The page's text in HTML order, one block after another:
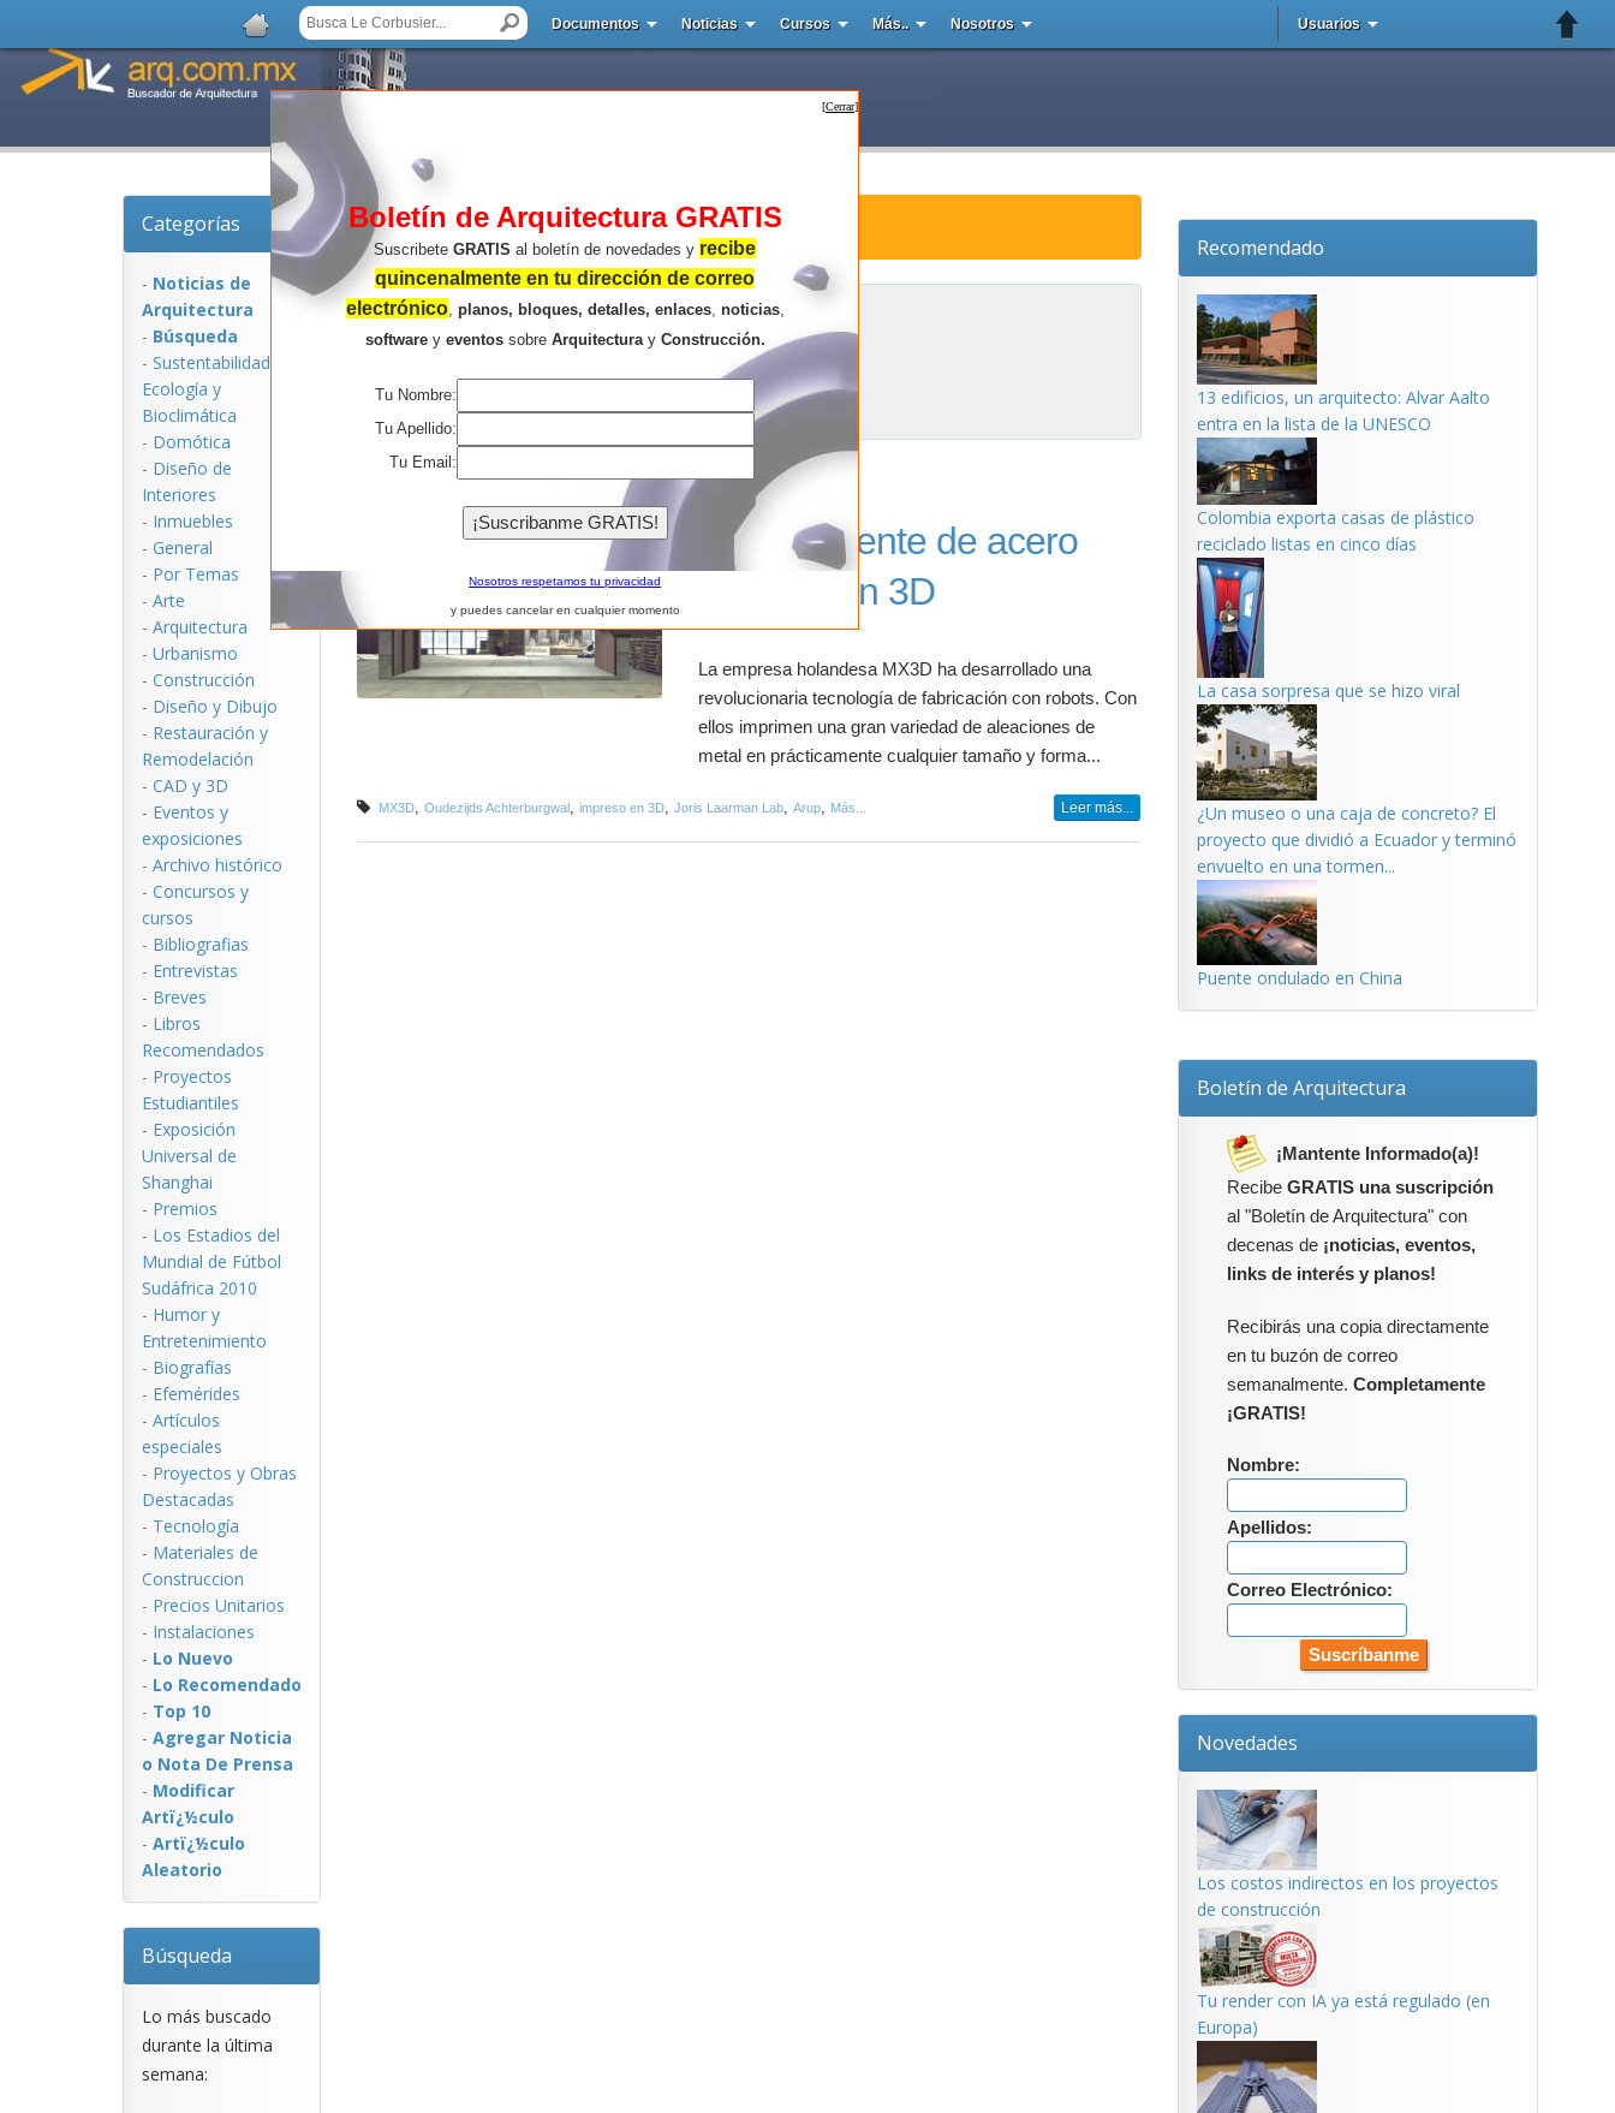
Documentos Noticias Cursos Más.. Nosotros Usuarios
Categorías
- Noticias de
Arquitectura
- Búsqueda
- Sustentabilidad,
Ecologí­a y
Bioclimática
- Domótica
- Diseño de
Interiores
- Inmuebles
- General
- Por Temas
- Arte
- Arquitectura
- Urbanismo
- Construcción
- Diseño y Dibujo
- Restauración y
Remodelación
- CAD y 3D
- Eventos y
exposiciones
- Archivo histórico
- Concursos y
cursos
- Bibliografias
- Entrevistas
- Breves
- Libros
Recomendados
- Proyectos
Estudiantiles
- Exposición
Universal de
Shanghai
- Premios
- Los Estadios del
Mundial de Fútbol
Sudáfrica 2010
- Humor y
Entretenimiento
- Biografías
- Efemérides
- Artículos
especiales
- Proyectos y Obras
Destacadas
- Tecnología
- Materiales de
Construccion
- Precios Unitarios
- Instalaciones
- Lo Nuevo
- Lo Recomendado
- Top 10
- Agregar Noticia
o Nota De Prensa
- Modificar
Artï¿½culo
- Artï¿½culo
Aleatorio
Búsqueda
Lo más buscado
durante la última
semana:
Noticias de Arquitectura : Plymovent
Plymovent
Resultados de la búsqueda .
Primer puente de acero
impreso en 3D
La empresa holandesa MX3D ha desarrollado una
revolucionaria tecnología de fabricación con robots. Con
ellos imprimen una gran variedad de aleaciones de
metal en prácticamente cualquier tamaño y forma...
MX3D, Oudezijds Achterburgwal, impreso en 3D, Joris Laarman Lab, Arup, Más... Leer más...
Recomendado
13 edificios, un arquitecto: Alvar Aalto
entra en la lista de la UNESCO
Colombia exporta casas de plástico
reciclado listas en cinco días
La casa sorpresa que se hizo viral
¿Un museo o una caja de concreto? El
proyecto que dividió a Ecuador y terminó
envuelto en una tormen...
Puente ondulado en China
Boletín de Arquitectura
¡Mantente Informado(a)!
Recibe GRATIS una suscripción
al "Boletín de Arquitectura" con
decenas de ¡noticias, eventos,
links de interés y planos!
Recibirás una copia directamente
en tu buzón de correo
semanalmente. Completamente
¡GRATIS!
Nombre:
Apellidos:
Correo Electrónico:
Novedades
Los costos indirectos en los proyectos
de construcción
Tu render con IA ya está regulado (en
Europa)
[Cerrar]
Boletín de Arquitectura GRATIS
Suscribete GRATIS al boletín de novedades y recibe
quincenalmente en tu dirección de correo
electrónico, planos, bloques, detalles, enlaces, noticias,
softwarey eventossobre Arquitecturay Construcción.
Tu Nombre:
Tu Apellido:
Tu Email:
Nosotros respetamos tu privacidad
y puedes cancelar en cualquier momento